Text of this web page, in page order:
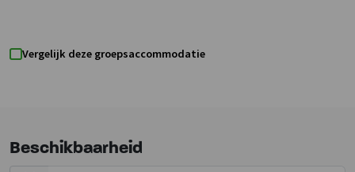
De professionele keuken grenst direct aan de gelagzaal, zodat ook
tafelvoetbal en een speciale speelhoek voor de jongste gasten.
Vergelijk deze groepsaccommodatie
Beschikbaarheid